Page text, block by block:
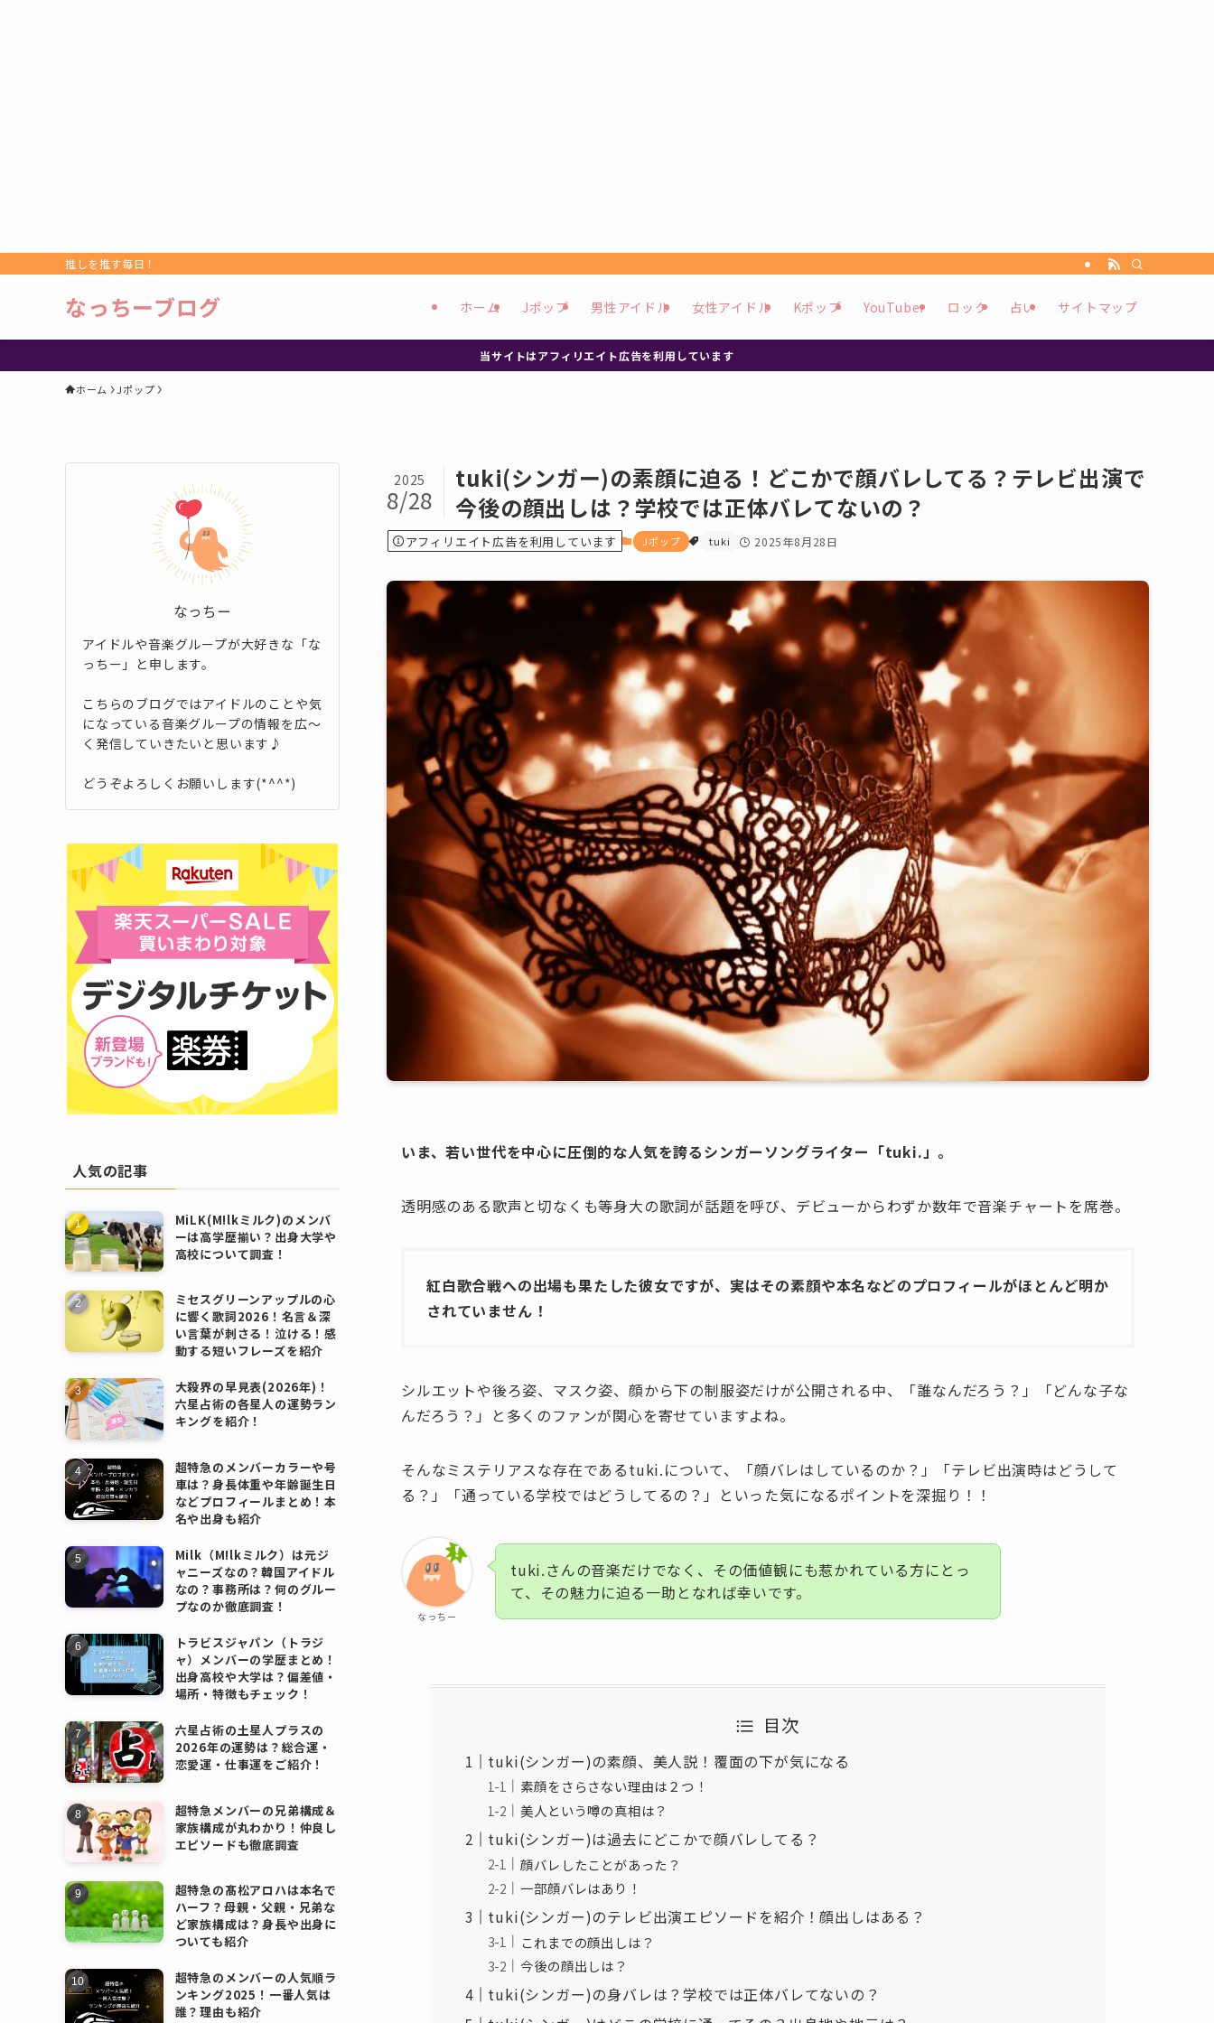
推しを推す毎日！
なっちーブログ ホーム Jポップ 男性アイドル 女性アイドル Kポップ YouTuber ロック 占い サイトマップ
当サイトはアフィリエイト広告を利用しています
ホーム Jポップ
tuki(シンガー)の素顔に迫る！どこかで顔バレしてる？テレビ出演で
今後の顔出しは？学校では正体バレてないの？
2025
8/28
アフィリエイト広告を利用しています Jポップ tuki 2025年8月28日
いま、若い世代を中心に圧倒的な人気を誇るシンガーソングライター「tuki.」。
透明感のある歌声と切なくも等身大の歌詞が話題を呼び、デビューからわずか数年で音楽チャートを席巻。
紅白歌合戦への出場も果たした彼女ですが、実はその素顔や本名などのプロフィールがほとんど明か
されていません！
シルエットや後ろ姿、マスク姿、顔から下の制服姿だけが公開される中、「誰なんだろう？」「どんな子な
んだろう？」と多くのファンが関心を寄せていますよね。
そんなミステリアスな存在であるtuki.について、「顔バレはしているのか？」「テレビ出演時はどうして
る？」「通っている学校ではどうしてるの？」といった気になるポイントを深掘り！！
なっちー
tuki.さんの音楽だけでなく、その価値観にも惹かれている方にとっ
て、その魅力に迫る一助となれば幸いです。
目次
tuki(シンガー)の素顔、美人説！覆面の下が気になる
素顔をさらさない理由は２つ！
美人という噂の真相は？
tuki(シンガー)は過去にどこかで顔バレしてる？
顔バレしたことがあった？
一部顔バレはあり！
tuki(シンガー)のテレビ出演エピソードを紹介！顔出しはある？
これまでの顔出しは？
今後の顔出しは？
tuki(シンガー)の身バレは？学校では正体バレてないの？
なっちー
アイドルや音楽グループが大好きな「な
っちー」と申します。
こちらのブログではアイドルのことや気
になっている音楽グループの情報を広～
く発信していきたいと思います♪
どうぞよろしくお願いします(*^^*)
人気の記事
MiLK(M!lkミルク)のメンバ
ーは高学歴揃い？出身大学や
高校について調査！
ミセスグリーンアップルの心
に響く歌詞2026！名言＆深
い言葉が刺さる！泣ける！感
動する短いフレーズを紹介
大殺界の早見表(2026年)！
六星占術の各星人の運勢ラン
キングを紹介！
超特急のメンバーカラーや号
車は？身長体重や年齢誕生日
などプロフィールまとめ！本
名や出身も紹介
Milk（M!lkミルク）は元ジ
ャニーズなの？韓国アイドル
なの？事務所は？何のグルー
プなのか徹底調査！
トラビスジャパン（トラジ
ャ）メンバーの学歴まとめ！
出身高校や大学は？偏差値・
場所・特徴もチェック！
六星占術の土星人プラスの
2026年の運勢は？総合運・
恋愛運・仕事運をご紹介！
超特急メンバーの兄弟構成＆
家族構成が丸わかり！仲良し
エピソードも徹底調査
超特急の髙松アロハは本名で
ハーフ？母親・父親・兄弟な
ど家族構成は？身長や出身に
ついても紹介
超特急のメンバーの人気順ラ
ンキング2025！一番人気は
誰？理由も紹介